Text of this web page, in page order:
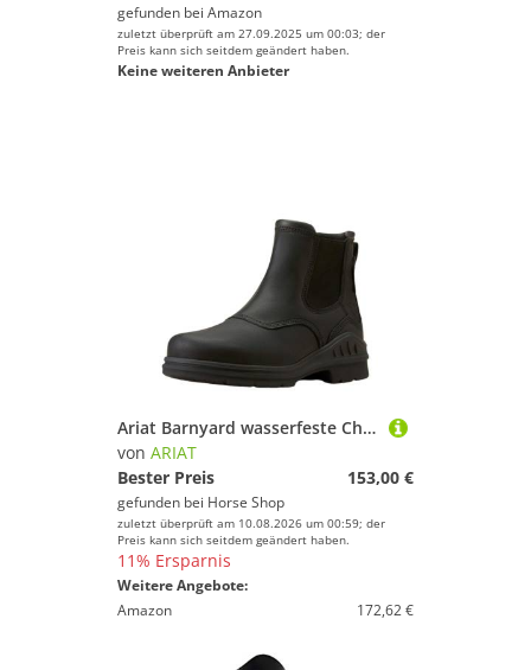
gefunden bei Amazon
zuletzt überprüft am 27.09.2025 um 00:03; der
Preis kann sich seitdem geändert haben.
Keine weiteren Anbieter
Ariat Barnyard wasserfeste Chelsea Boots Damen
von ARIAT
Bester Preis
153,00 €
gefunden bei Horse Shop
zuletzt überprüft am 10.08.2026 um 00:59; der
Preis kann sich seitdem geändert haben.
11% Ersparnis
Weitere Angebote:
Amazon
172,62 €